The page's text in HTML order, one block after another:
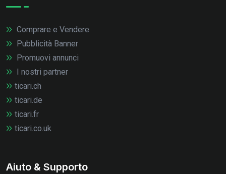
Comprare e Vendere
Pubblicità Banner
Promuovi annunci
I nostri partner
ticari.ch
ticari.de
ticari.fr
ticari.co.uk
Aiuto & Supporto